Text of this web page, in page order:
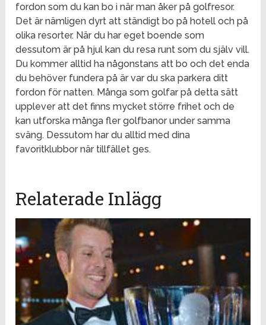
fordon som du kan bo i när man åker på golfresor.
Det är nämligen dyrt att ständigt bo på hotell och på
olika resorter. När du har eget boende som
dessutom är på hjul kan du resa runt som du själv vill.
Du kommer alltid ha någonstans att bo och det enda
du behöver fundera på är var du ska parkera ditt
fordon för natten. Många som golfar på detta sätt
upplever att det finns mycket större frihet och de
kan utforska många fler golfbanor under samma
sväng. Dessutom har du alltid med dina
favoritklubbor när tillfället ges.
Relaterade Inlägg